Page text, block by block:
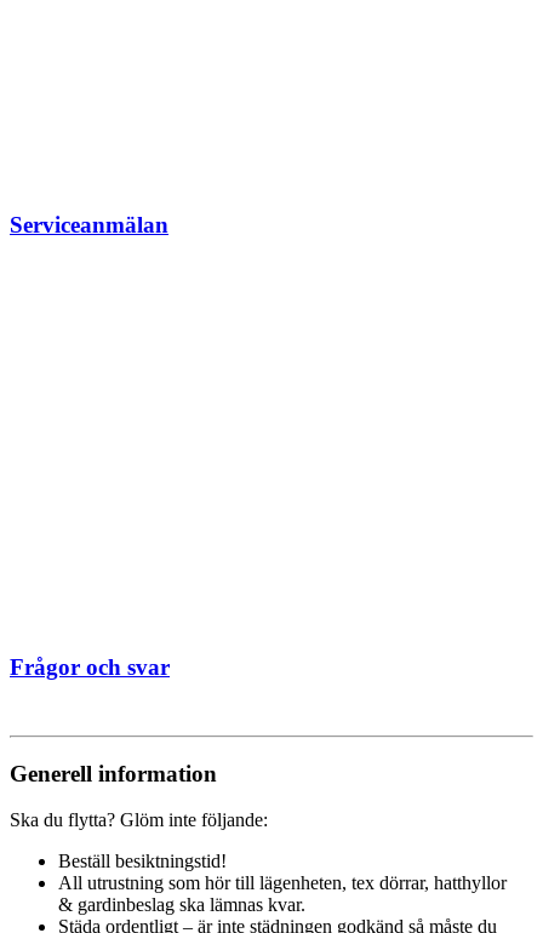
Serviceanmälan
Frågor och svar
Generell information
Ska du flytta? Glöm inte följande:
Beställ besiktningstid!
All utrustning som hör till lägenheten, tex dörrar, hatthyllor
& gardinbeslag ska lämnas kvar.
Städa ordentligt – är inte städningen godkänd så måste du